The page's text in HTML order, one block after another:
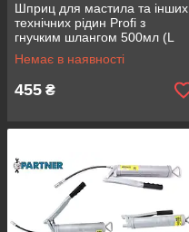
Шприц для мастила та інших
технічних рідин Profi з
гнучким шлангом 500мл (L
шланга-260мм) Rockforce
RF-78044
Немає в наявності
455 ₴